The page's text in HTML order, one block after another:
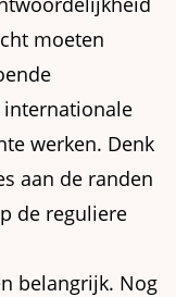
moeten
werken. Denk
aan de randen
de reguliere
belangrijk. Nog